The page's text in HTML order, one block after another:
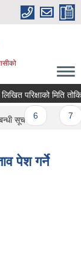
परिक्षाको मिति
सूचना ।
पेश गर्ने